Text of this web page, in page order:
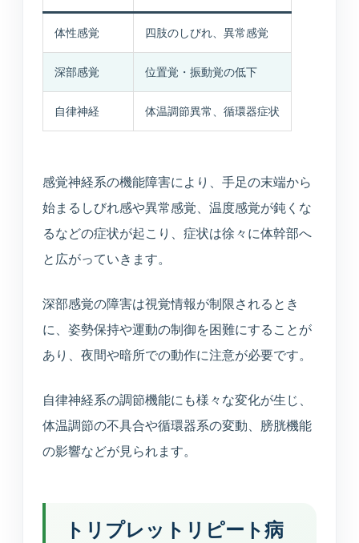
体性感覚 四肢のしびれ、異常感覚
深部感覚 位置覚・振動覚の低下
自律神経 体温調節異常、循環器症状
感覚神経系の機能障害により、手足の末端から
始まるしびれ感や異常感覚、温度感覚が鈍くな
るなどの症状が起こり、症状は徐々に体幹部へ
と広がっていきます。
深部感覚の障害は視覚情報が制限されるとき
に、姿勢保持や運動の制御を困難にすることが
あり、夜間や暗所での動作に注意が必要です。
自律神経系の調節機能にも様々な変化が生じ、
体温調節の不具合や循環器系の変動、膀胱機能
の影響などが見られます。
トリプレットリピート病